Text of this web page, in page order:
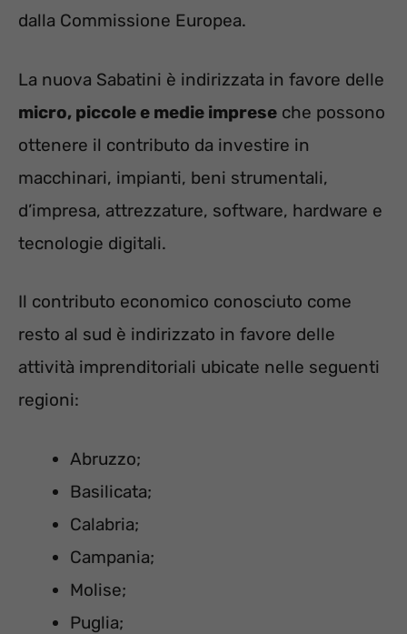
dalla Commissione Europea.
La nuova Sabatini è indirizzata in favore delle
micro, piccole e medie imprese che possono
ottenere il contributo da investire in
macchinari, impianti, beni strumentali,
d’impresa, attrezzature, software, hardware e
tecnologie digitali.
Il contributo economico conosciuto come
resto al sud è indirizzato in favore delle
attività imprenditoriali ubicate nelle seguenti
regioni:
Abruzzo;
Basilicata;
Calabria;
Campania;
Molise;
Puglia;